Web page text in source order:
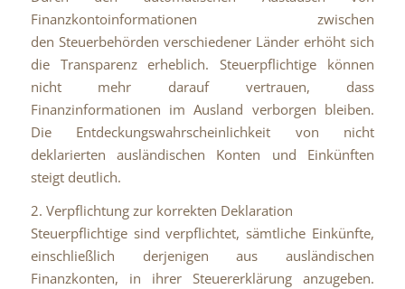
Finanzkontoinformationen zwischen
den Steuerbehörden verschiedener Länder erhöht sich
die Transparenz erheblich. Steuerpflichtige können
nicht mehr darauf vertrauen, dass
Finanzinformationen im Ausland verborgen bleiben.
Die Entdeckungswahrscheinlichkeit von nicht
deklarierten ausländischen Konten und Einkünften
steigt deutlich.
2. Verpflichtung zur korrekten Deklaration
Steuerpflichtige sind verpflichtet, sämtliche Einkünfte,
einschließlich derjenigen aus ausländischen
Finanzkonten, in ihrer Steuererklärung anzugeben.